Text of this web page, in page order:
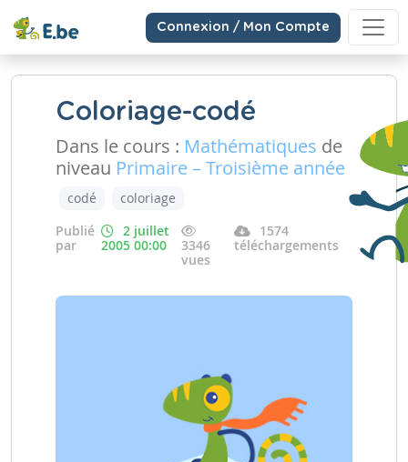
Connexion / Mon Compte
Coloriage-codé
Dans le cours : Mathématiques de
niveau Primaire – Troisième année
codé
coloriage
Publié
par
2 juillet
2005 00:00
3346
vues
1574
téléchargements